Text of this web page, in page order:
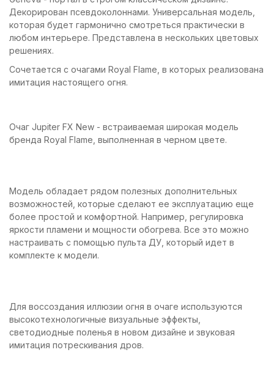
Декорирован псевдоколоннами. Универсальная модель,
которая будет гармонично смотреться практически в
любом интерьере. Представлена в нескольких цветовых
решениях.
Сочетается с очагами Royal Flame, в которых реализована
имитация настоящего огня.
Очаг Jupiter FX New - встраиваемая широкая модель
бренда Royal Flame, выполненная в черном цвете.
Модель обладает рядом полезных дополнительных
возможностей, которые сделают ее эксплуатацию еще
более простой и комфортной. Например, регулировка
яркости пламени и мощности обогрева. Все это можно
настраивать с помощью пульта ДУ, который идет в
комплекте к модели.
Для воссоздания иллюзии огня в очаге используются
высокотехнологичные визуальные эффекты,
светодиодные поленья в новом дизайне и звуковая
имитация потрескивания дров.